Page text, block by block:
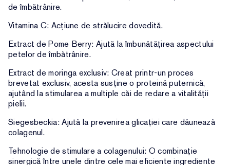
de îmbătrânire.
Vitamina C: Acțiune de strălucire dovedită.
Extract de Pome Berry: Ajută la îmbunătățirea aspectului
petelor de îmbătrânire.
Extract de moringa exclusiv: Creat printr-un proces
brevetat exclusiv, acesta susține o proteină puternică,
ajutând la stimularea a multiple căi de redare a vitalității
pielii.
Siegesbeckia: Ajută la prevenirea glicației care dăunează
colagenul.
Tehnologie de stimulare a colagenului: O combinație
sinergică între unele dintre cele mai eficiente ingrediente